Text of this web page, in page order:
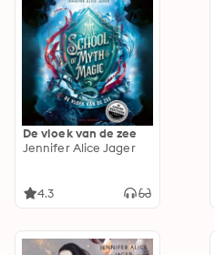
De vloek van de zee
Jennifer Alice Jager
4.3